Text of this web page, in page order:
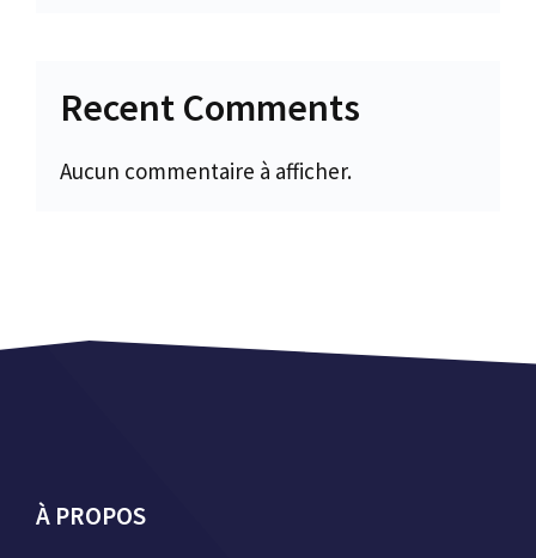
Recent Comments
Aucun commentaire à afficher.
À PROPOS